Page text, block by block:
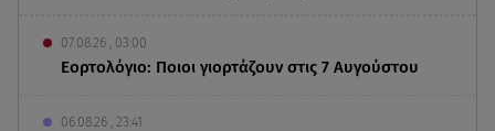
07.08.26 , 03:00
Εορτολόγιο: Ποιοι γιορτάζουν στις 7 Αυγούστου
06.08.26 , 23:41